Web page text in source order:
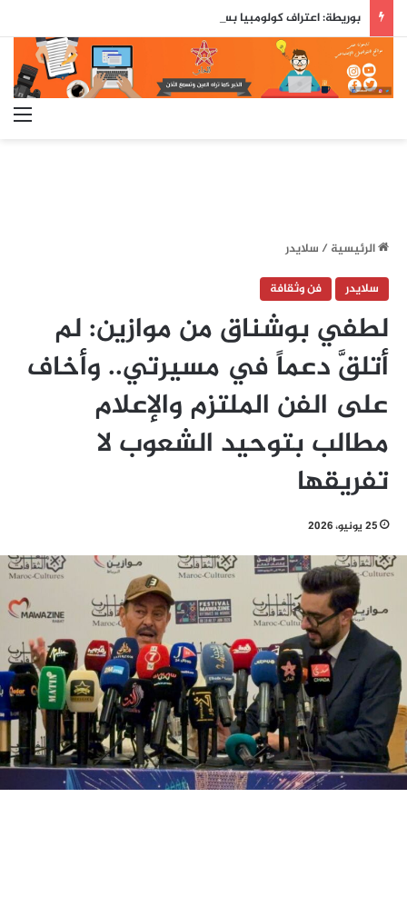
الرئيسية/ سلايدر
سلايدر
فن وثقافة
لطفي بوشناق من موازين: لم
أتلقَّ دعماً في مسيرتي.. وأخاف
على الفن الملتزم والإعلام
مطالب بتوحيد الشعوب لا
تفريقها
25 يونيو، 2026